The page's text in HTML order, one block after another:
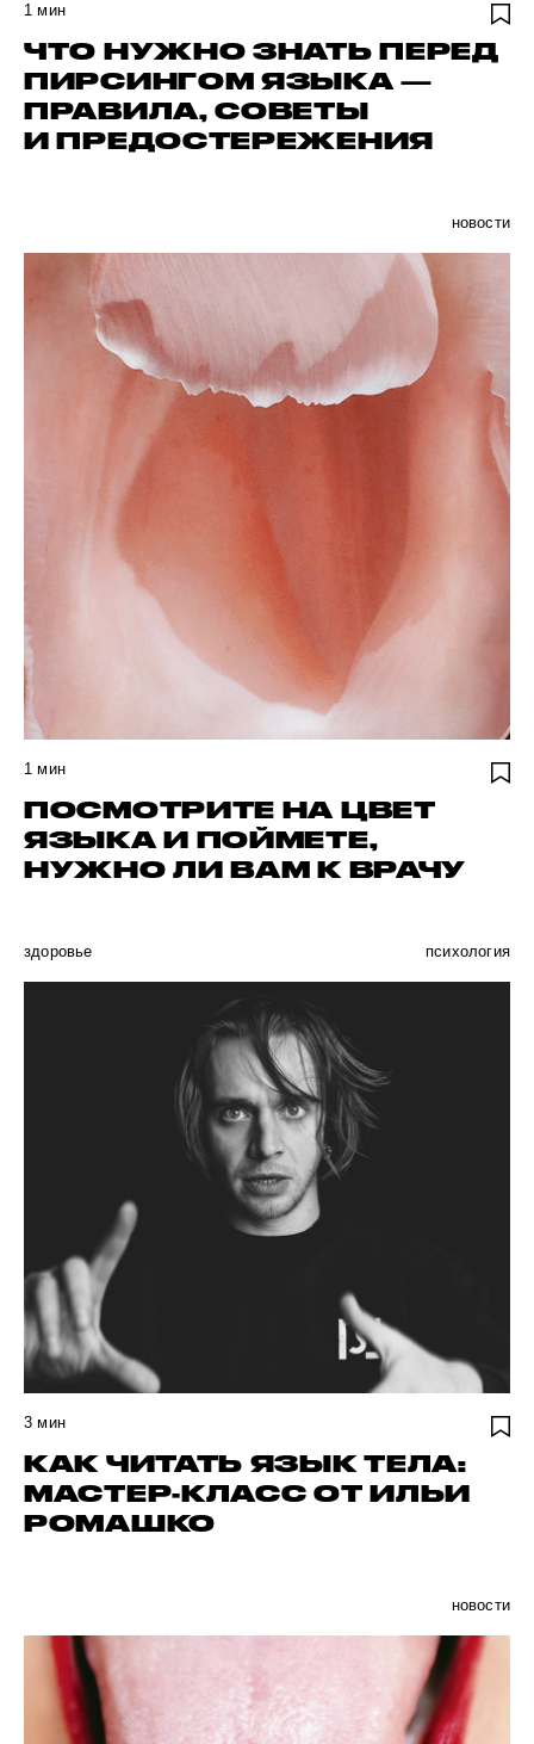
1 мин
ЧТО НУЖНО ЗНАТЬ ПЕРЕД
ПИРСИНГОМ ЯЗЫКА —
ПРАВИЛА, СОВЕТЫ
И ПРЕДОСТЕРЕЖЕНИЯ
новости
1 мин
ПОСМОТРИТЕ НА ЦВЕТ
ЯЗЫКА И ПОЙМЕТЕ,
НУЖНО ЛИ ВАМ К ВРАЧУ
здоровье психология
3 мин
КАК ЧИТАТЬ ЯЗЫК ТЕЛА:
МАСТЕР-КЛАСС ОТ ИЛЬИ
РОМАШКО
новости